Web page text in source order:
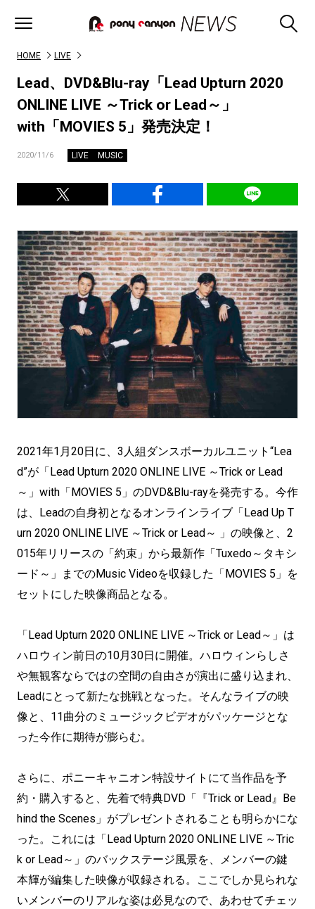
HOME LIVE
Lead、DVD&Blu-ray「Lead Upturn 2020
ONLINE LIVE ～Trick or Lead～」
with「MOVIES 5」発売決定！
2020/11/6 LIVE MUSIC
2021年1月20日に、3人組ダンスボーカルユニット“Lea
d”が「Lead Upturn 2020 ONLINE LIVE ～Trick or Lead
～」with「MOVIES 5」のDVD&Blu-rayを発売する。今作
は、Leadの自身初となるオンラインライブ「Lead Up T
urn 2020 ONLINE LIVE ～Trick or Lead～ 」の映像と、2
015年リリースの「約束」から最新作「Tuxedo～タキシ
ード～」までのMusic Videoを収録した「MOVIES 5」を
セットにした映像商品となる。
「Lead Upturn 2020 ONLINE LIVE ～Trick or Lead～」は
ハロウィン前日の10月30日に開催。ハロウィンらしさ
や無観客ならではの空間の自由さが演出に盛り込まれ、
Leadにとって新たな挑戦となった。そんなライブの映
像と、11曲分のミュージックビデオがパッケージとな
った今作に期待が膨らむ。
さらに、ポニーキャニオン特設サイトにて当作品を予
約・購入すると、先着で特典DVD「『Trick or Lead』Be
hind the Scenes」がプレゼントされることも明らかにな
った。これには「Lead Upturn 2020 ONLINE LIVE ～Tric
k or Lead～」のバックステージ風景を、メンバーの鍵
本輝が編集した映像が収録される。ここでしか見られな
いメンバーのリアルな姿は必見なので、あわせてチェッ